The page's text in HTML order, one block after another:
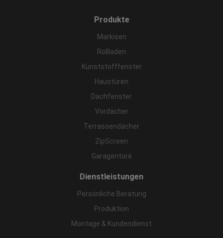
Produkte
Markisen
Rollladen
Kunststofffenster
Haustüren
Dachfenster
Vordächer
Terrassendächer
ZipScreen
Garagentore
Dienstleistungen
Persönliche Beratung
Produktion
Montage & Kundendienst